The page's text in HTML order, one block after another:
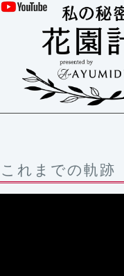
これまでの軌跡